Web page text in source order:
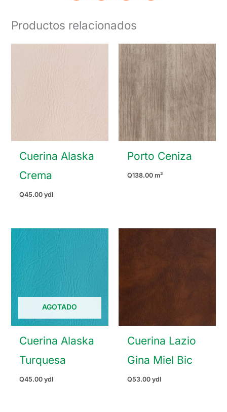
Productos relacionados
Cuerina Alaska
Crema
Q45.00 ydl
Porto Ceniza
Q138.00m²
AGOTADO
Cuerina Alaska
Turquesa
Q45.00 ydl
Cuerina Lazio
Gina Miel Bic
Q53.00 ydl